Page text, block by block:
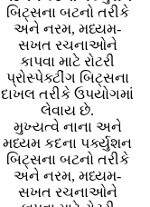
બિટ્સના બટનો તરીકે
અને નરમ, મધ્યમ-
સખત રચનાઓને
કાપવા માટે રોટરી
પ્રોસ્પેક્ટીંગ બિટ્સના
દાખલ તરીકે ઉપયોગમાં
લેવાય છે.
મુખ્યત્વે નાના અને
મધ્યમ કદના પર્ક્યુશન
બિટ્સના બટનો તરીકે
અને નરમ, મધ્યમ-
સખત રચનાઓને